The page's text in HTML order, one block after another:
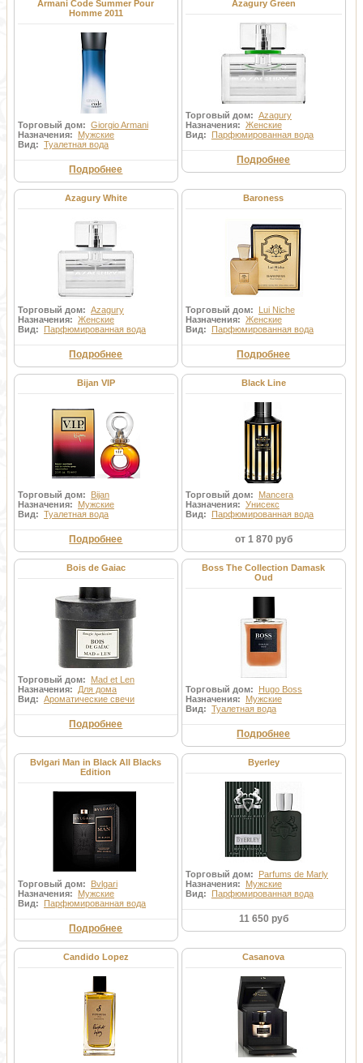
Armani Code Summer Pour
Homme 2011
Торговый дом: Giorgio Armani
Назначения: Мужские
Вид: Туалетная вода
Подробнее
Azagury Green
Торговый дом: Azagury
Назначения: Женские
Вид: Парфюмированная вода
Подробнее
Azagury White
Торговый дом: Azagury
Назначения: Женские
Вид: Парфюмированная вода
Подробнее
Baroness
Торговый дом: Lui Niche
Назначения: Женские
Вид: Парфюмированная вода
Подробнее
Bijan VIP
Торговый дом: Bijan
Назначения: Мужские
Вид: Туалетная вода
Подробнее
Black Line
Торговый дом: Mancera
Назначения: Унисекс
Вид: Парфюмированная вода
от 1 870 руб
Bois de Gaiac
Торговый дом: Mad et Len
Назначения: Для дома
Вид: Ароматические свечи
Подробнее
Boss The Collection Damask
Oud
Торговый дом: Hugo Boss
Назначения: Мужские
Вид: Туалетная вода
Подробнее
Bvlgari Man in Black All Blacks
Edition
Торговый дом: Bvlgari
Назначения: Мужские
Вид: Парфюмированная вода
Подробнее
Byerley
Торговый дом: Parfums de Marly
Назначения: Мужские
Вид: Парфюмированная вода
11 650 руб
Candido Lopez Casanova